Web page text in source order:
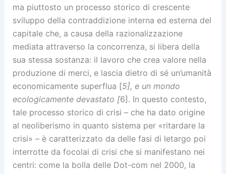
ma piuttosto un processo storico di crescente
sviluppo della contraddizione interna ed esterna del
capitale che, a causa della razionalizzazione
mediata attraverso la concorrenza, si libera della
sua stessa sostanza: il lavoro che crea valore nella
produzione di merci, e lascia dietro di sé un’umanità
economicamente superflua [5], e un mondo
ecologicamente devastato [6]. In questo contesto,
tale processo storico di crisi – che ha dato origine
al neoliberismo in quanto sistema per «ritardare la
crisi» – è caratterizzato da delle fasi di letargo poi
interrotte da focolai di crisi che si manifestano nei
centri: come la bolla delle Dot-com nel 2000, la